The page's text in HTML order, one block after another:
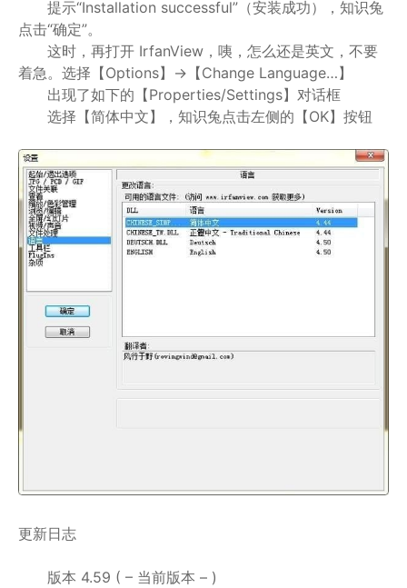
提示“Installation successful”（安装成功），知识兔
点击“确定”。
这时，再打开 IrfanView，咦，怎么还是英文，不要
着急。选择【Options】->【Change Language…】
出现了如下的【Properties/Settings】对话框
选择【简体中文】，知识兔点击左侧的【OK】按钮
更新日志
版本 4.59 ( – 当前版本 – )